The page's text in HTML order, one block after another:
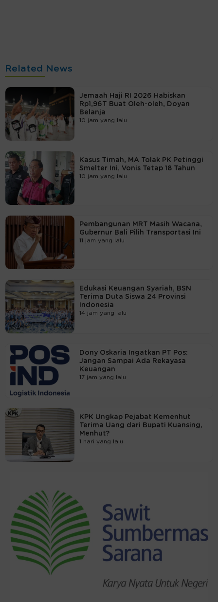
Related News
Jemaah Haji RI 2026 Habiskan
Rp1,96T Buat Oleh-oleh, Doyan
Belanja
10 jam yang lalu
Kasus Timah, MA Tolak PK Petinggi
Smelter Ini, Vonis Tetap 18 Tahun
10 jam yang lalu
Pembangunan MRT Masih Wacana,
Gubernur Bali Pilih Transportasi Ini
11 jam yang lalu
Edukasi Keuangan Syariah, BSN
Terima Duta Siswa 24 Provinsi
Indonesia
14 jam yang lalu
Dony Oskaria Ingatkan PT Pos:
Jangan Sampai Ada Rekayasa
Keuangan
17 jam yang lalu
KPK Ungkap Pejabat Kemenhut
Terima Uang dari Bupati Kuansing,
Menhut?
1 hari yang lalu